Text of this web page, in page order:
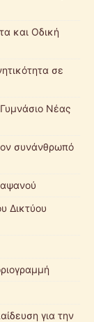
και Οδική
σε
Νέας
συνάνθρωπό
Δικτύου
για την